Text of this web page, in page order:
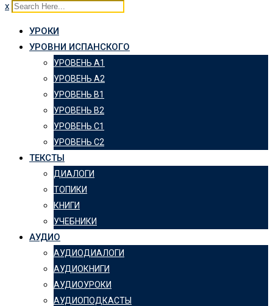
x
УРОКИ
УРОВНИ ИСПАНСКОГО
УРОВЕНЬ А1
УРОВЕНЬ А2
УРОВЕНЬ B1
УРОВЕНЬ B2
УРОВЕНЬ C1
УРОВЕНЬ C2
ТЕКСТЫ
ДИАЛОГИ
ТОПИКИ
КНИГИ
УЧЕБНИКИ
АУДИО
АУДИОДИАЛОГИ
АУДИОКНИГИ
АУДИОУРОКИ
АУДИОПОДКАСТЫ